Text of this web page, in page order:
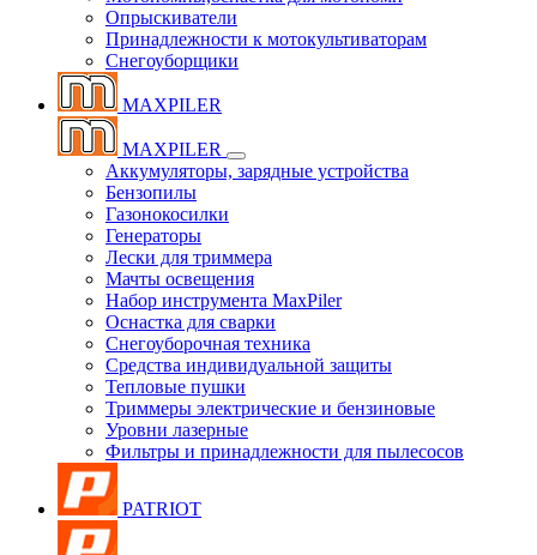
Опрыскиватели
Принадлежности к мотокультиваторам
Снегоуборщики
MAXPILER
MAXPILER
Аккумуляторы, зарядные устройства
Бензопилы
Газонокосилки
Генераторы
Лески для триммера
Мачты освещения
Набор инструмента MaxPiler
Оснастка для сварки
Снегоуборочная техника
Средства индивидуальной защиты
Тепловые пушки
Триммеры электрические и бензиновые
Уровни лазерные
Фильтры и принадлежности для пылесосов
PATRIOT